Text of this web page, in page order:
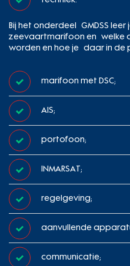
Bij het onderdeel GMDSS leer
zeevaartmarifoon en welke
worden en hoe je daar in de
marifoon met DSC;
AIS;
portofoon;
INMARSAT;
regelgeving;
aanvullende
communicatie;